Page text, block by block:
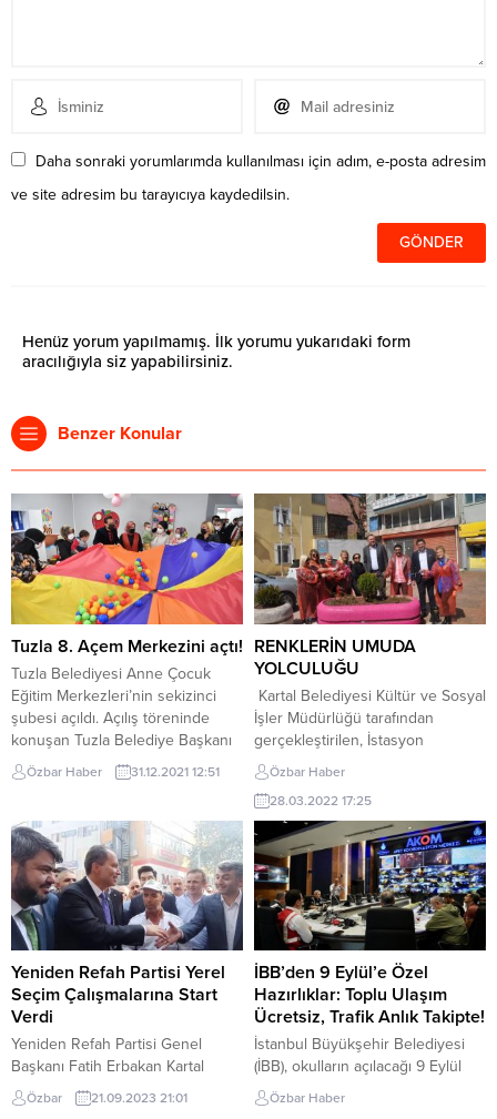
Daha sonraki yorumlarımda kullanılması için adım, e-posta adresim
ve site adresim bu tarayıcıya kaydedilsin.
Henüz yorum yapılmamış. İlk yorumu yukarıdaki form
aracılığıyla siz yapabilirsiniz.
Benzer Konular
Tuzla 8. Açem Merkezini açtı!
Tuzla Belediyesi Anne Çocuk
Eğitim Merkezleri’nin sekizinci
şubesi açıldı. Açılış töreninde
konuşan Tuzla Belediye Başkanı
Dr. Şadi Yazıcı, “Tuzla’da bu
merkezleri açarken amacımız,
gelişimini, en büyük öğretmeni
olan annesiyle birlikte aynı yerde
verebilmekti.” dedi. Tuzla’da 3-6
yaş arasındaki çocukların kişisel
gelişime katkı sağlanması ve
çocuklarını kursa getiren...
Özbar Haber 31.12.2021 12:51
RENKLERİN UMUDA
YOLCULUĞU
Kartal Belediyesi Kültür ve Sosyal
İşler Müdürlüğü tarafından
gerçekleştirilen, İstasyon
Caddesi Sanat Sokağı etkinliğine,
bir çok ressam ve çalışanın yanı
sıra, Kartal yerel basın mensupları
‘da yağlı boya çalışmalarıyla
katkıda bulundu. Atıl kalan Sanat
Sokağı’n renklenmesi ve
güzelleşmesi etkinliğine, Kartal
Belediye Başkan Yardımcısı Adem
Uçar ve eşi Meryem Uçar,
Belediye...
Özbar Haber
28.03.2022 17:25
Yeniden Refah Partisi Yerel
Seçim Çalışmalarına Start
Verdi
Yeniden Refah Partisi Genel
Başkanı Fatih Erbakan Kartal
Soğanlık’ta esnaf ziyaretinde
bulundu. Fatih Erbakan; “hem
Özbar 21.09.2023 21:01
İBB’den 9 Eylül’e Özel
Hazırlıklar: Toplu Ulaşım
Ücretsiz, Trafik Anlık Takipte!
İstanbul Büyükşehir Belediyesi
(İBB), okulların açılacağı 9 Eylül
Pazartesi günü için hazırlıklarını
tamamladı. İBB birim sorumluları,
Özbar Haber